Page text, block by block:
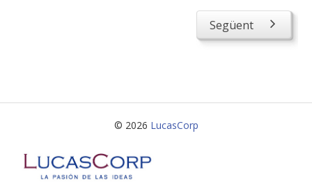
Gestió de la seguretat de la informació
Desenvolupament d'aplicacions
Següent
© 2026 LucasCorp